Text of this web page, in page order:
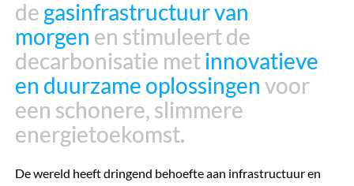
de gasinfrastructuur van
morgen en stimuleert de
decarbonisatie metinnovatieve
en duurzame oplossingen voor
een schonere, slimmere
energietoekomst.
de gasinfrastructuur van
morgen en stimuleert de
decarbonisatie metinnovatieve
en duurzame oplossingen voor
een schonere, slimmere
energietoekomst.
De wereld heeft dringend behoefte aan infrastructuur en